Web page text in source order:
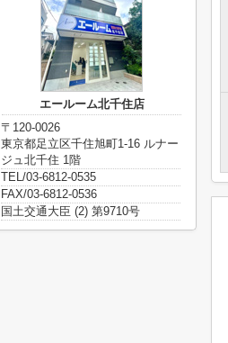
エールーム北千住店
〒120-0026
東京都足立区千住旭町1-16 ルナー
ジュ北千住 1階
TEL/03-6812-0535
FAX/03-6812-0536
国土交通大臣 (2) 第9710号